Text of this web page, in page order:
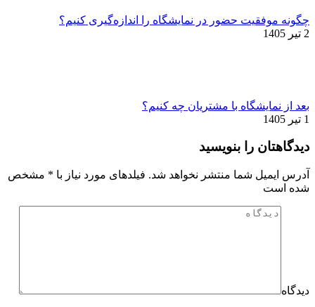
چگونه موفقیت حضور در نمایشگاه را اندازه‌گیری کنیم؟
2 تیر 1405
بعد از نمایشگاه با مشتریان چه کنیم؟
1 تیر 1405
دیدگاهتان را بنویسید
آدرس ایمیل شما منتشر نخواهد شد. فیلدهای مورد نیاز با * مشخص
شده است
دیدگاه